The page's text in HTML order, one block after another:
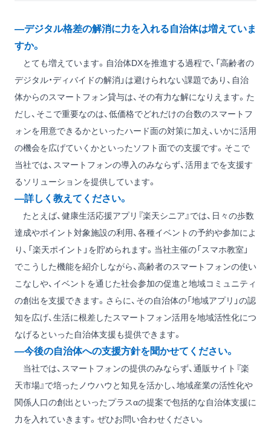
―デジタル格差の解消に力を入れる自治体は増えていま
すか。
とても増えています。自治体DXを推進する過程で、「高齢者の
デジタル・ディバイドの解消」は避けられない課題であり、自治
体からのスマートフォン貸与は、その有力な解になりえます。た
だし、そこで重要なのは、低価格でどれだけの台数のスマートフ
ォンを用意できるかといったハード面の対策に加え、いかに活用
の機会を広げていくかといったソフト面での支援です。そこで
当社では、スマートフォンの導入のみならず、活用までを支援す
るソリューションを提供しています。
―詳しく教えてください。
たとえば、健康生活応援アプリ『楽天シニア』では、日々の歩数
達成やポイント対象施設の利用、各種イベントの予約や参加によ
り、「楽天ポイント」を貯められます。当社主催の「スマホ教室」
でこうした機能を紹介しながら、高齢者のスマートフォンの使い
こなしや、イベントを通じた社会参加の促進と地域コミュニティ
の創出を支援できます。さらに、その自治体の「地域アプリ」の認
知を広げ、生活に根差したスマートフォン活用を地域活性化につ
なげるといった自治体支援も提供できます。
―今後の自治体への支援方針を聞かせてください。
当社では、スマートフォンの提供のみならず、通販サイト『楽
天市場』で培ったノウハウと知見を活かし、地域産業の活性化や
関係人口の創出といったプラスαの提案で包括的な自治体支援に
力を入れていきます。ぜひお問い合わせください。